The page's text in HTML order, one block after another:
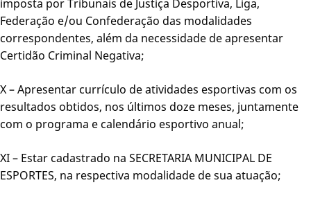
imposta por Tribunais de Justiça Desportiva, Liga,
Federação e/ou Confederação das modalidades
correspondentes, além da necessidade de apresentar
Certidão Criminal Negativa;
X – Apresentar currículo de atividades esportivas com os
resultados obtidos, nos últimos doze meses, juntamente
com o programa e calendário esportivo anual;
XI – Estar cadastrado na SECRETARIA MUNICIPAL DE
ESPORTES, na respectiva modalidade de sua atuação;